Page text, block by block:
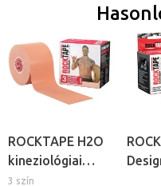
ROCKTAPE H2O
kineziológiai
tapasz
3 szín